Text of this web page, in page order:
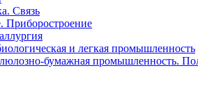
Связь
Приборостроение
и легкая промышленность
бумажная промышленность.